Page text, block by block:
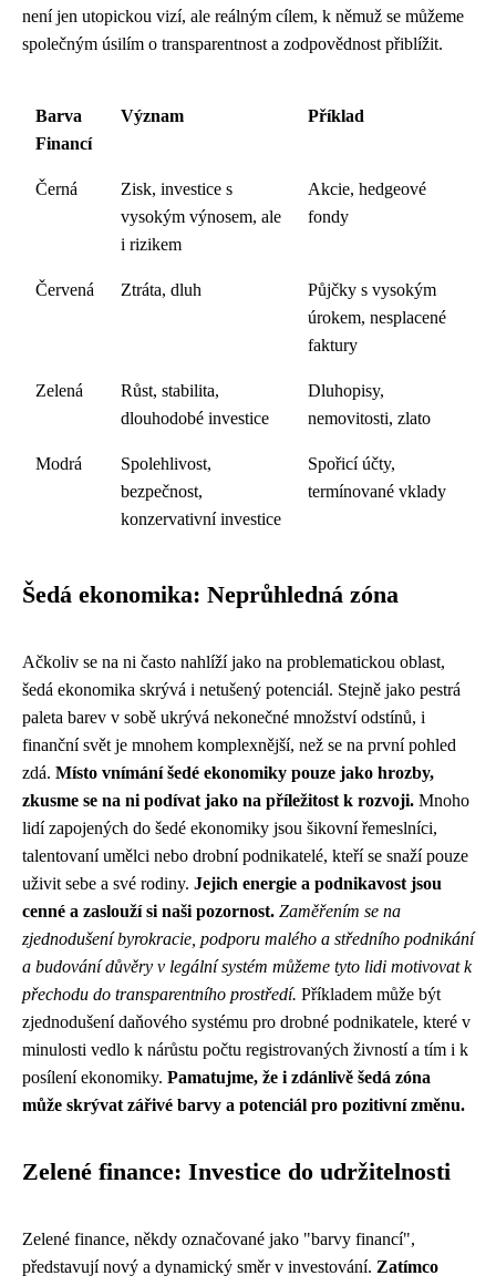
není jen utopickou vizí, ale reálným cílem, k němuž se můžeme
společným úsilím o transparentnost a zodpovědnost přiblížit.
Barva
Financí
Význam Příklad
Černá
Zisk, investice s
vysokým výnosem, ale
i rizikem
Akcie, hedgeové
fondy
Červená Ztráta, dluh
Půjčky s vysokým
úrokem, nesplacené
faktury
Zelená
Růst, stabilita,
dlouhodobé investice
Dluhopisy,
nemovitosti, zlato
Modrá
Spolehlivost,
bezpečnost,
konzervativní investice
Spořicí účty,
termínované vklady
Šedá ekonomika: Neprůhledná zóna
Ačkoliv se na ni často nahlíží jako na problematickou oblast,
šedá ekonomika skrývá i netušený potenciál. Stejně jako pestrá
paleta barev v sobě ukrývá nekonečné množství odstínů, i
finanční svět je mnohem komplexnější, než se na první pohled
zdá. Místo vnímání šedé ekonomiky pouze jako hrozby,
zkusme se na ni podívat jako na příležitost k rozvoji. Mnoho
lidí zapojených do šedé ekonomiky jsou šikovní řemeslníci,
talentovaní umělci nebo drobní podnikatelé, kteří se snaží pouze
uživit sebe a své rodiny. Jejich energie a podnikavost jsou
cenné a zaslouží si naši pozornost. Zaměřením se na
zjednodušení byrokracie, podporu malého a středního podnikání
a budování důvěry v legální systém můžeme tyto lidi motivovat k
přechodu do transparentního prostředí. Příkladem může být
zjednodušení daňového systému pro drobné podnikatele, které v
minulosti vedlo k nárůstu počtu registrovaných živností a tím i k
posílení ekonomiky. Pamatujme, že i zdánlivě šedá zóna
může skrývat zářivé barvy a potenciál pro pozitivní změnu.
Zelené finance: Investice do udržitelnosti
Zelené finance, někdy označované jako "barvy financí",
představují nový a dynamický směr v investování. Zatímco